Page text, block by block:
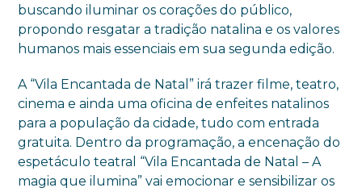
buscando iluminar os corações do público,
propondo resgatar a tradição natalina e os valores
humanos mais essenciais em sua segunda edição.
A “Vila Encantada de Natal” irá trazer filme, teatro,
cinema e ainda uma oficina de enfeites natalinos
para a população da cidade, tudo com entrada
gratuita. Dentro da programação, a encenação do
espetáculo teatral “Vila Encantada de Natal – A
magia que ilumina” vai emocionar e sensibilizar os